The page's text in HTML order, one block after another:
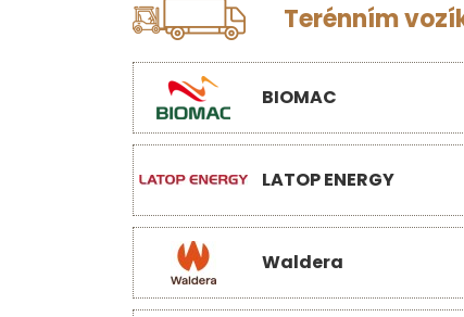
Terénním
BIOMAC
LATOP ENERGY
Waldera